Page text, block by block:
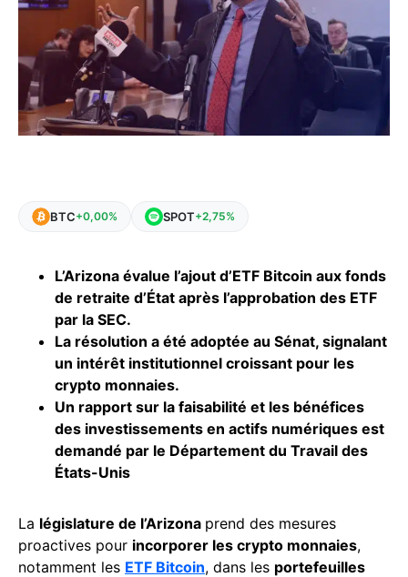
BTC+0,00% SPOT+2,75%
L’Arizona évalue l’ajout d’ETF Bitcoin aux fonds
de retraite d’État après l’approbation des ETF
par la SEC.
La résolution a été adoptée au Sénat, signalant
un intérêt institutionnel croissant pour les
crypto monnaies.
Un rapport sur la faisabilité et les bénéfices
des investissements en actifs numériques est
demandé par le Département du Travail des
États-Unis
La législature de l’Arizona prend des mesures
proactives pour incorporer les crypto monnaies,
notamment les ETF Bitcoin, dans les portefeuilles